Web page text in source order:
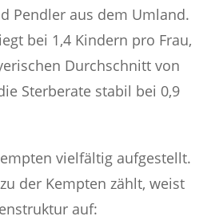
Pendler aus dem Umland.
bei 1,4 Kindern pro Frau,
Durchschnitt von
Sterberate stabil bei 0,9
vielfältig aufgestellt.
der Kempten zählt, weist
auf: